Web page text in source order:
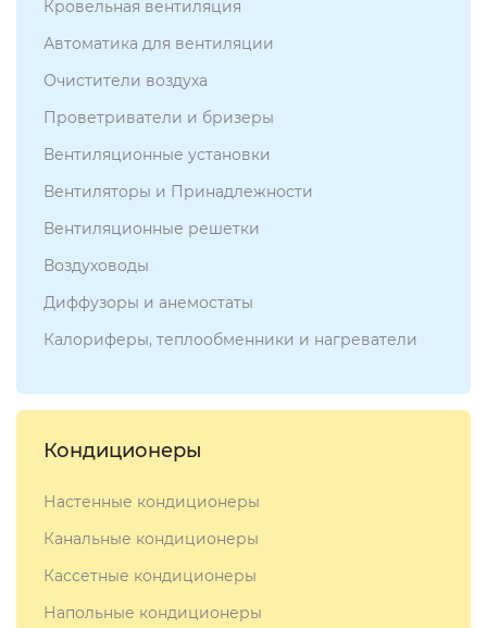
Кровельная вентиляция
Автоматика для вентиляции
Очистители воздуха
Проветриватели и бризеры
Вентиляционные установки
Вентиляторы и Принадлежности
Вентиляционные решетки
Воздуховоды
Диффузоры и анемостаты
Калориферы, теплообменники и нагреватели
Кондиционеры
Настенные кондиционеры
Канальные кондиционеры
Кассетные кондиционеры
Напольные кондиционеры